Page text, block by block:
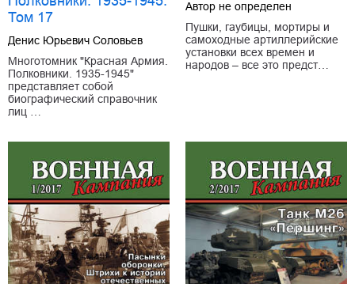
Том 17
Денис Юрьевич Соловьев
Многотомник "Красная Армия.
Полковники. 1935-1945"
представляет собой
биографический справочник
лиц …
Автор не определен
Пушки, гаубицы, мортиры и
самоходные артиллерийские
установки всех времен и
народов – все это предст…